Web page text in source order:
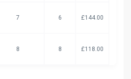
7 6 £144.00
8 8 £118.00